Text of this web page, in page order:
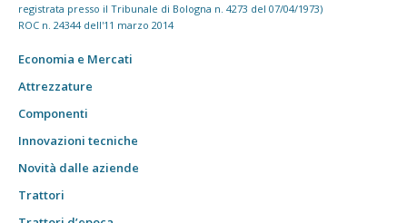
registrata presso il Tribunale di Bologna n. 4273 del 07/04/1973)
ROC n. 24344 dell'11 marzo 2014
Economia e Mercati
Attrezzature
Componenti
Innovazioni tecniche
Novità dalle aziende
Trattori